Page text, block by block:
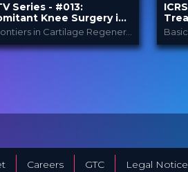
Series - #013:
Knee Surgery in
Regeneration: Real-
Scenarios and Surgical
New Frontiers in Cartilage Regeneration
Careers GTC Legal Notice